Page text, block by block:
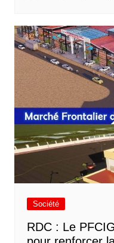
Société
RDC : Le